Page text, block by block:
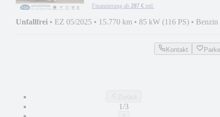
Finanzierung ab 207 € mtl.
Unfallfrei • EZ 05/2025 • 15.770 km • 85 kW (116 PS) • Benzin
Kontakt
1/3